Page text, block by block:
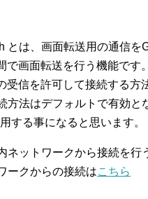
とは、画面転送用の通信
で画面転送を行う機能で
受信を許可して接続する
方法はデフォルトで有効
する事になると思います。
ネットワークから接続を行
ークからの接続はこちら